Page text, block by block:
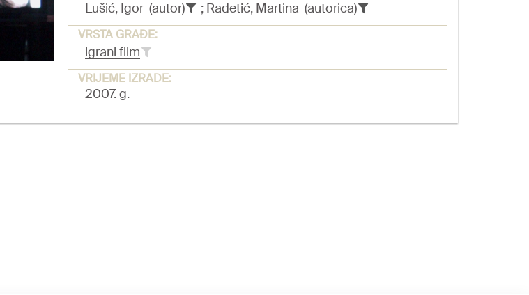
Lušić, Igor(autor) ; Radetić, Martina (autorica)
VRSTA GRAĐE:
igrani film
VRIJEME IZRADE:
2007. g.